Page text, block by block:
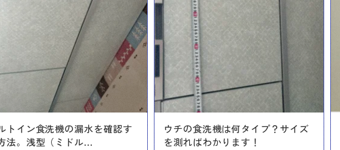
トイン食洗機の漏水を確認す
法。浅型（ミドル...
ウチの食洗機は何タイプ？サイズ
を測ればわかります！